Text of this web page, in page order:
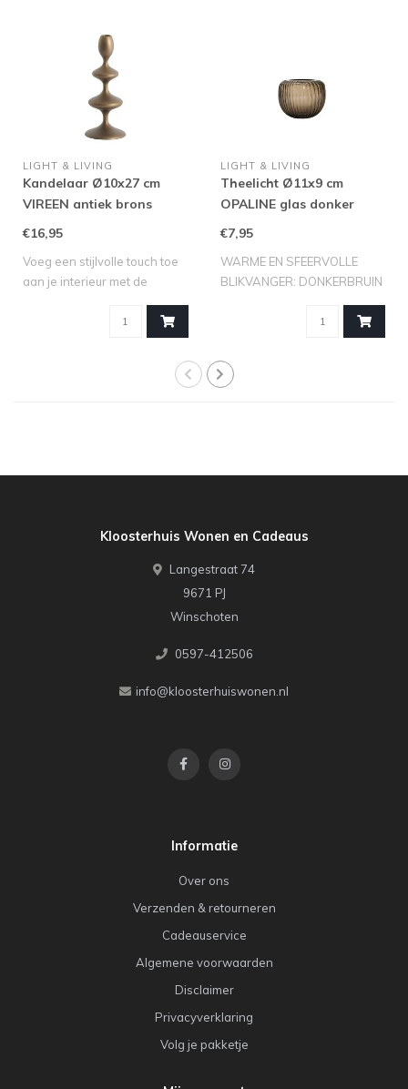
LIGHT & LIVING
Kandelaar Ø10x27 cm
VIREEN antiek brons
€16,95
Voeg een stijlvolle touch toe
aan je interieur met de
LIGHT & LIVING
Theelicht Ø11x9 cm
OPALINE glas donker
€7,95
WARME EN SFEERVOLLE
BLIKVANGER: DONKERBRUIN
Kloosterhuis Wonen en Cadeaus
Langestraat 74
9671 PJ
Winschoten
0597-412506
info@kloosterhuiswonen.nl
Informatie
Over ons
Verzenden & retourneren
Cadeauservice
Algemene voorwaarden
Disclaimer
Privacyverklaring
Volg je pakketje